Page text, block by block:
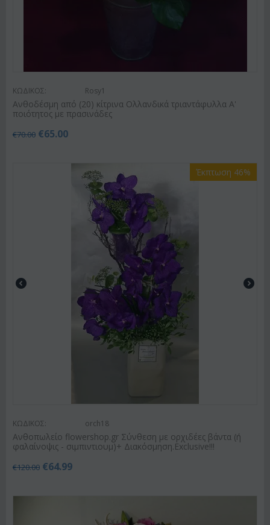
ΚΩΔΙΚΟΣ: Rosy1
Ανθοδέσμη από (20) κίτρινα Ολλανδικά τριαντάφυλλα Α'
ποιότητος με πρασινάδες
€70.00 €65.00
Έκπτωση 46%
ΚΩΔΙΚΟΣ: orch18
Ανθοπωλείο flowershop.gr Σύνθεση με ορχιδέες βάντα (ή
φαλαίνοψις - σιμπιντιουμ)+ Διακόσμηση.Exclusive!!!
€120.00 €64.99